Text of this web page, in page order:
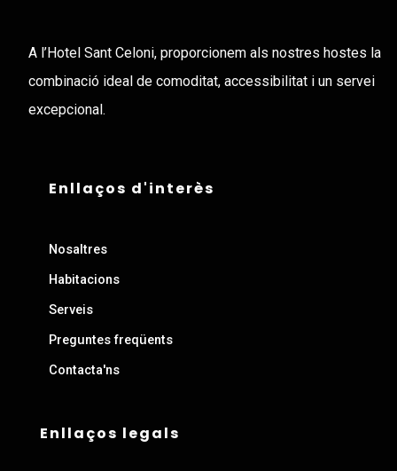
A l’Hotel Sant Celoni, proporcionem als nostres hostes la
combinació ideal de comoditat, accessibilitat i un servei
excepcional.
Enllaços d'interès
Nosaltres
Habitacions
Serveis
Preguntes freqüents
Contacta'ns
Enllaços legals